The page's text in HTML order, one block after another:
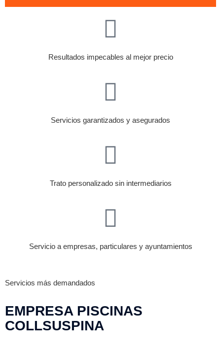
Resultados impecables al mejor precio
Servicios garantizados y asegurados
Trato personalizado sin intermediarios
Servicio a empresas, particulares y ayuntamientos
Servicios más demandados
EMPRESA PISCINAS
COLLSUSPINA